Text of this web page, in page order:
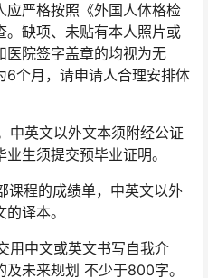
应严格按照《外国人体格检
。缺项、未贴有本人照片或
医院签字盖章的均视为无
6个月，请申请人合理安排体
中英文以外文本须附经公证
生须提交预毕业证明。
课程的成绩单，中英文以外
译本。
用中文或英文书写自我介
未来规划 不少于800字。